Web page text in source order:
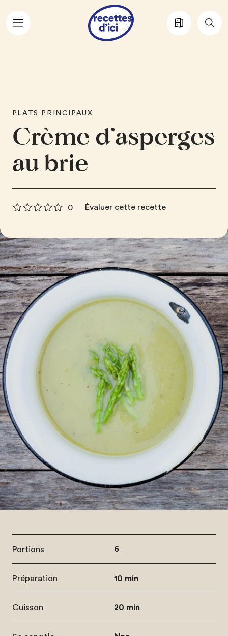
Aller au contenu principal
PLATS PRINCIPAUX
Crème d’asperges
au brie
0 Évaluer cette recette
Portions 6
Préparation 10 min
Cuisson 20 min